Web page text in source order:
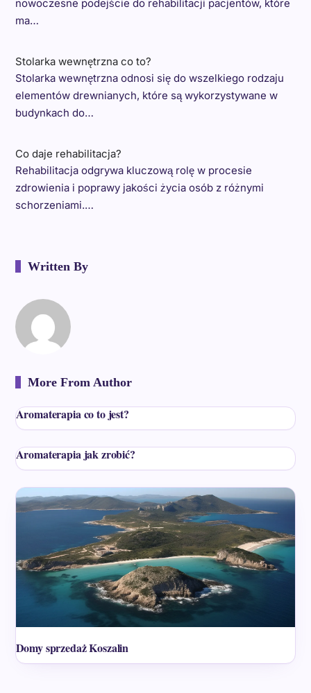
nowoczesne podejście do rehabilitacji pacjentów, które
ma…
Stolarka wewnętrzna co to?
Stolarka wewnętrzna odnosi się do wszelkiego rodzaju
elementów drewnianych, które są wykorzystywane w
budynkach do…
Co daje rehabilitacja?
Rehabilitacja odgrywa kluczową rolę w procesie
zdrowienia i poprawy jakości życia osób z różnymi
schorzeniami.…
Written By
More From Author
Aromaterapia co to jest?
Aromaterapia jak zrobić?
Domy sprzedaż Koszalin